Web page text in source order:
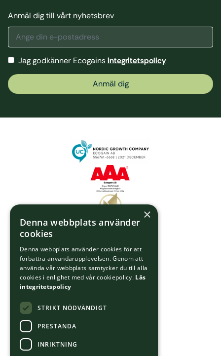
Anmäl dig till vårt nyhetsbrev
Jag godkänner Ecogainsintegritetspolicy
Anmäl dig
×
Denna webbplats använder
cookies
Denna webbplats använder cookies för att
förbättra användarupplevelsen. Genom att
använda vår webbplats samtycker du till alla
cookies i enlighet med vår cookiepolicy. Läs
integritetspolicy
STRIKT NÖDVÄNDIGT
PRESTANDA
INRIKTNING